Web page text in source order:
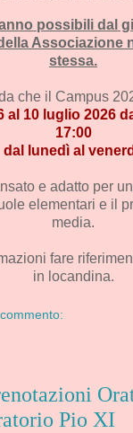
possibili dal
Associazione
stessa.
che il Campus
al 10 luglio 2026
17:00
dal lunedì al
e adatto per
elementari e il
media.
fare
in locandina.
Pio XI